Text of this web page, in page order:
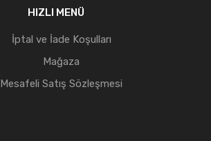
HIZLI MENÜ
İptal ve İade Koşulları
Mağaza
Mesafeli Satış Sözleşmesi